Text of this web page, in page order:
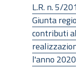
L.R. n. 5/
Giunta
contributi
l'anno 2020